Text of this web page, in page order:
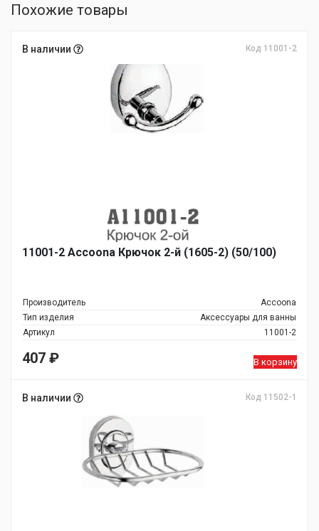
Похожие товары
В наличии Код 11001-2
11001-2 Accoona Крючок 2-й (1605-2) (50/100)
Производитель
Accoona
Тип изделия
Аксессуары для ванны
Артикул
11001-2
407 ₽ В корзину
В наличии Код 11502-1